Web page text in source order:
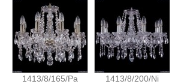
1413/8/165/Pa
1413/8/200/Ni